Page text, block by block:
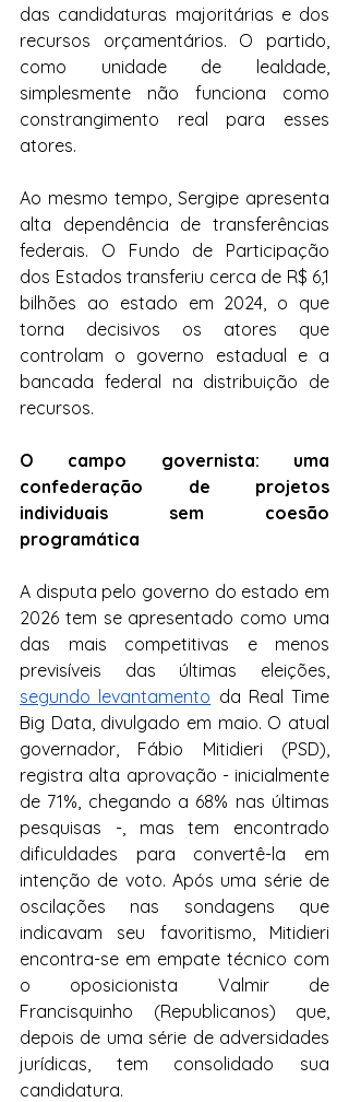
das candidaturas majoritárias e dos
recursos orçamentários. O partido,
como unidade de lealdade,
simplesmente não funciona como
constrangimento real para esses
atores.
Ao mesmo tempo, Sergipe apresenta
alta dependência de transferências
federais. O Fundo de Participação
dos Estados transferiu cerca de R$ 6,1
bilhões ao estado em 2024, o que
torna decisivos os atores que
controlam o governo estadual e a
bancada federal na distribuição de
recursos.
O campo governista: uma
confederação de projetos
individuais sem coesão
programática
A disputa pelo governo do estado em
2026 tem se apresentado como uma
das mais competitivas e menos
segundo levantamento da Real Time
Big Data, divulgado em maio. O atual
governador, Fábio Mitidieri (PSD),
registra alta aprovação - inicialmente
de 71%, chegando a 68% nas últimas
pesquisas -, mas tem encontrado
dificuldades para convertê-la em
intenção de voto. Após uma série de
oscilações nas sondagens que
indicavam seu favoritismo, Mitidieri
encontra-se em empate técnico com
o oposicionista Valmir de
Francisquinho (Republicanos) que,
depois de uma série de adversidades
jurídicas, tem consolidado sua
candidatura.